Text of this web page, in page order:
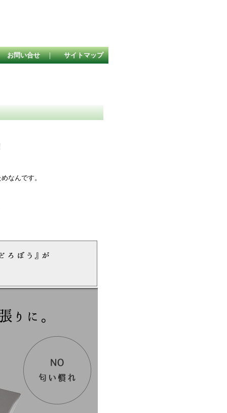
お問い合せ ｜ サイトマップ
なんです。